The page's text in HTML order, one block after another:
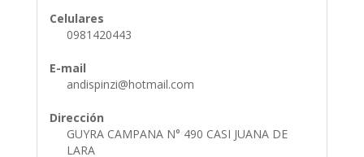
Celulares
0981420443
E-mail
andispinzi@hotmail.com
Dirección
GUYRA CAMPANA N° 490 CASI JUANA DE
LARA